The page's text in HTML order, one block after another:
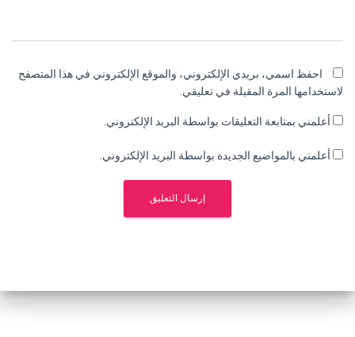
احفظ اسمي، بريدي الإلكتروني، والموقع الإلكتروني في هذا المتصفح
لاستخدامها المرة المقبلة في تعليقي.
أعلمني بمتابعة التعليقات بواسطة البريد الإلكتروني.
أعلمني بالمواضيع الجديدة بواسطة البريد الإلكتروني.